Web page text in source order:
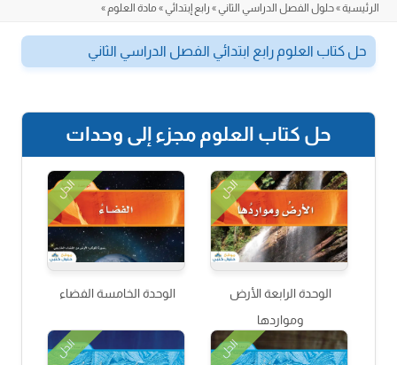
الرئيسية»حلول الفصل الدراسي الثاني» رابع إبتدائي» مادة العلوم »
حل كتاب العلوم رابع ابتدائي الفصل الدراسي الثاني
حل كتاب العلوم مجزء إلى وحدات
الحل
الوحدة الرابعة الأرض
ومواردها
الحل
الوحدة الخامسة الفضاء
الحل الحل